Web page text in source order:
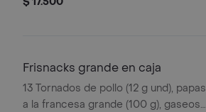
Frisnacks grande en caja
13 Tornados de pollo (12 g und), papas
a la francesa grande (100 g), gaseosa